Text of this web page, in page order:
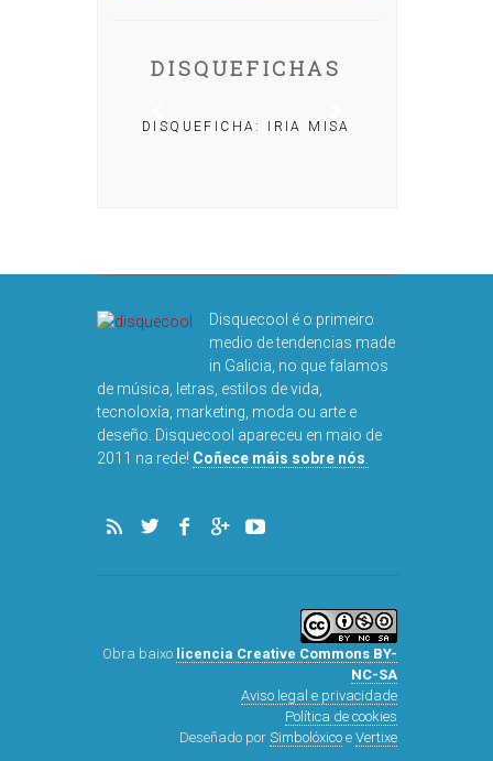
DISQUEFICHAS
DISQUEFICHA: IRIA MISA
Disquecool é o primeiro
medio de tendencias made
in Galicia, no que falamos
de música, letras, estilos de vida,
tecnoloxía, marketing, moda ou arte e
deseño. Disquecool apareceu en maio de
2011 na rede! Coñece máis sobre nós
Obra baixo licencia Creative Commons BY-
NC-SA
Aviso legal e privacidade
Política de cookies
Deseñado por Simbolóxicoe Vertixe